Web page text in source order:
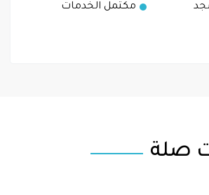
مكتمل الخدمات
صلة